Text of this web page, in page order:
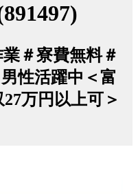
＃寮費無料＃
性活躍中＜富
万円以上可＞